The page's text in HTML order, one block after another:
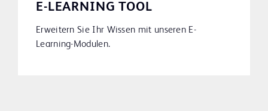
E-LEARNING TOOL
Erweitern Sie Ihr Wissen mit unseren E-
Learning-Modulen.